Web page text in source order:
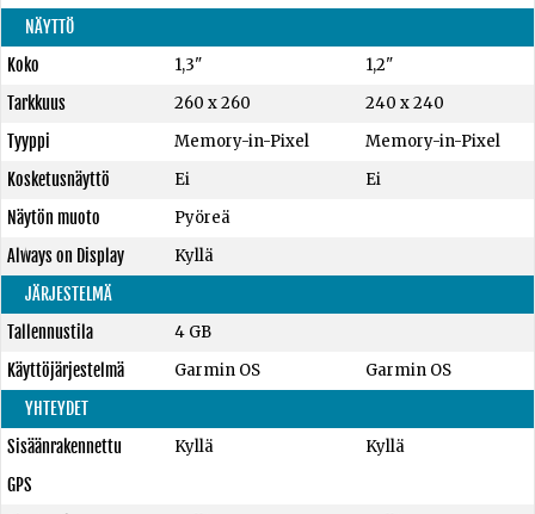
NÄYTTÖ
Koko
1,3"
1,2"
Tarkkuus
260 x 260
240 x 240
Tyyppi
Memory-in-Pixel
Memory-in-Pixel
Kosketusnäyttö
Ei
Ei
Näytön muoto
Pyöreä
Always on Display
Kyllä
JÄRJESTELMÄ
Tallennustila
4 GB
Käyttöjärjestelmä
Garmin OS
Garmin OS
YHTEYDET
Sisäänrakennettu
GPS
Kyllä Kyllä